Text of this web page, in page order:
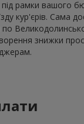
рамки вашого
кур'єрів. Сама
по
знижки